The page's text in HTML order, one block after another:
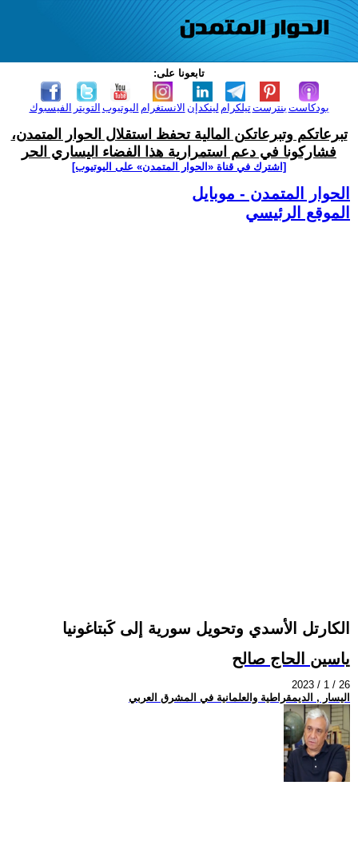
تابعونا على:
الفيسبوك التويتر اليوتيوب الانستغرام لينكدإن تيلكرامبنترست بودكاست
تبرعاتكم وتبرعاتكن المالية تحفظ استقلال الحوار المتمدن،
فشاركونا في دعم استمرارية هذا الفضاء اليساري الحر
[اشترك في قناة ‫«الحوار المتمدن» على اليوتيوب]
الحوار المتمدن - موبايل
الموقع الرئيسي
الكارتل الأسدي وتحويل سورية إلى كَبتاغونيا
ياسين الحاج صالح
2023 / 1 / 26
اليسار , الديمقراطية والعلمانية في المشرق العربي